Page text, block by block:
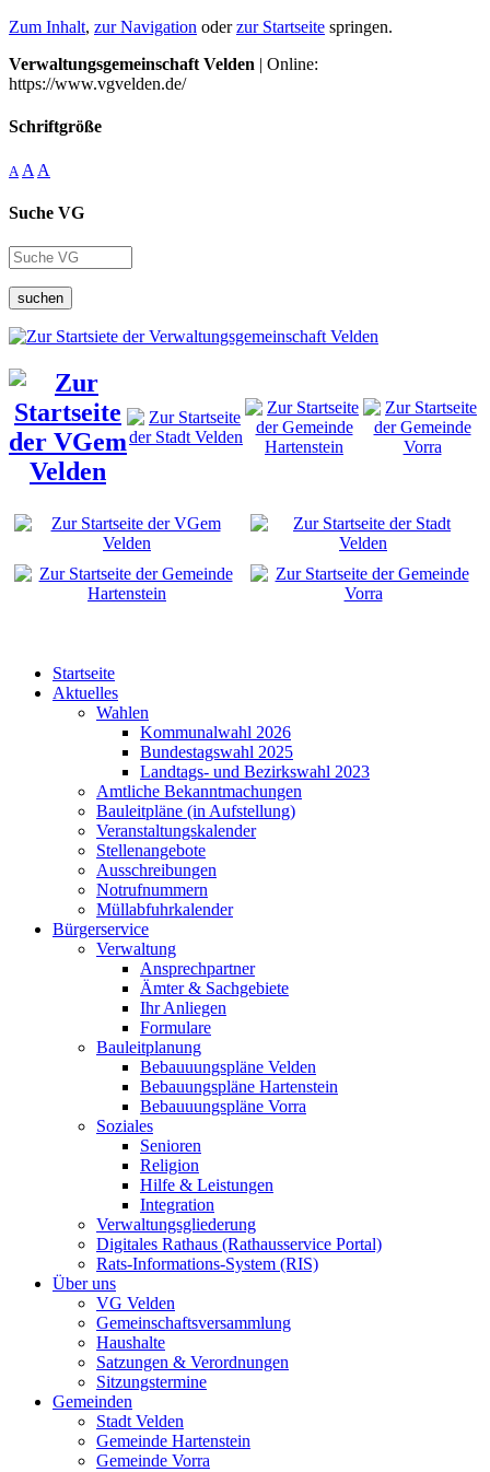
Zum Inhalt, zur Navigation oderzur Startseite springen.
Verwaltungsgemeinschaft Velden | Online:
https://www.vgvelden.de/
Schriftgröße
A A A
Suche VG
suchen
Startseite
Aktuelles
Wahlen
Kommunalwahl 2026
Bundestagswahl 2025
Landtags- und Bezirkswahl 2023
Amtliche Bekanntmachungen
Bauleitpläne (in Aufstellung)
Veranstaltungskalender
Stellenangebote
Ausschreibungen
Notrufnummern
Müllabfuhrkalender
Bürgerservice
Verwaltung
Ansprechpartner
Ämter & Sachgebiete
Ihr Anliegen
Formulare
Bauleitplanung
Bebauuungspläne Velden
Bebauungspläne Hartenstein
Bebauuungspläne Vorra
Soziales
Senioren
Religion
Hilfe & Leistungen
Integration
Verwaltungsgliederung
Digitales Rathaus (Rathausservice Portal)
Rats-Informations-System (RIS)
Über uns
VG Velden
Gemeinschaftsversammlung
Haushalte
Satzungen & Verordnungen
Sitzungstermine
Gemeinden
Stadt Velden
Gemeinde Hartenstein
Gemeinde Vorra